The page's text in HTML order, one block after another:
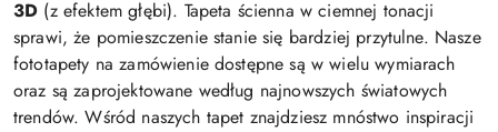
3D (z efektem głębi). Tapeta ścienna w ciemnej tonacji
sprawi, że pomieszczenie stanie się bardziej przytulne. Nasze
fototapety na zamówienie dostępne są w wielu wymiarach
oraz są zaprojektowane według najnowszych światowych
trendów. Wśród naszych tapet znajdziesz mnóstwo inspiracji